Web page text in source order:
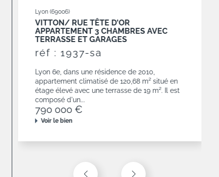
Lyon (69006)
VITTON/ RUE TÊTE D'OR
APPARTEMENT 3 CHAMBRES AVEC
TERRASSE ET GARAGES
réf : 1937-sa
Lyon 6e, dans une résidence de 2010,
appartement climatisé de 120,68 m² situé en
étage élevé avec une terrasse de 19 m². Il est
composé d'un...
790 000 €
Voir le bien